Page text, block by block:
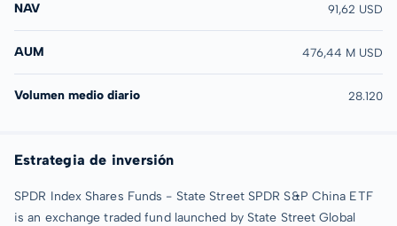
NAV 91,62 USD
AUM 476,44 M USD
Volumen medio diario 28.120
Estrategia de inversión
SPDR Index Shares Funds - State Street SPDR S&P China ETF
is an exchange traded fund launched by State Street Global